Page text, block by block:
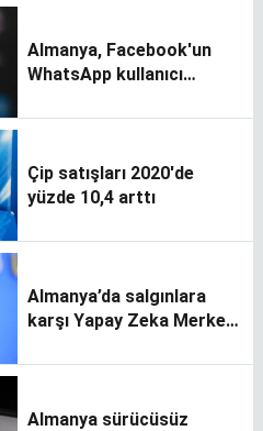
Almanya, Facebook'un
WhatsApp kullanıcı
yasakladı
Çip satışları 2020'de
yüzde 10,4 arttı
Almanya’da salgınlara
karşı Yapay Zeka Merkezi
Almanya sürücüsüz